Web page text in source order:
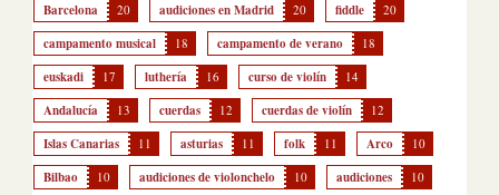
Barcelona 20 audiciones en Madrid 20 fiddle 20
campamento musical 18 campamento de verano 18
euskadi 17 luthería 16 curso de violín 14
Andalucía 13 cuerdas 12 cuerdas de violín 12
Islas Canarias 11 asturias 11 folk 11 Arco 10
Bilbao 10 audiciones de violonchelo 10 audiciones 10